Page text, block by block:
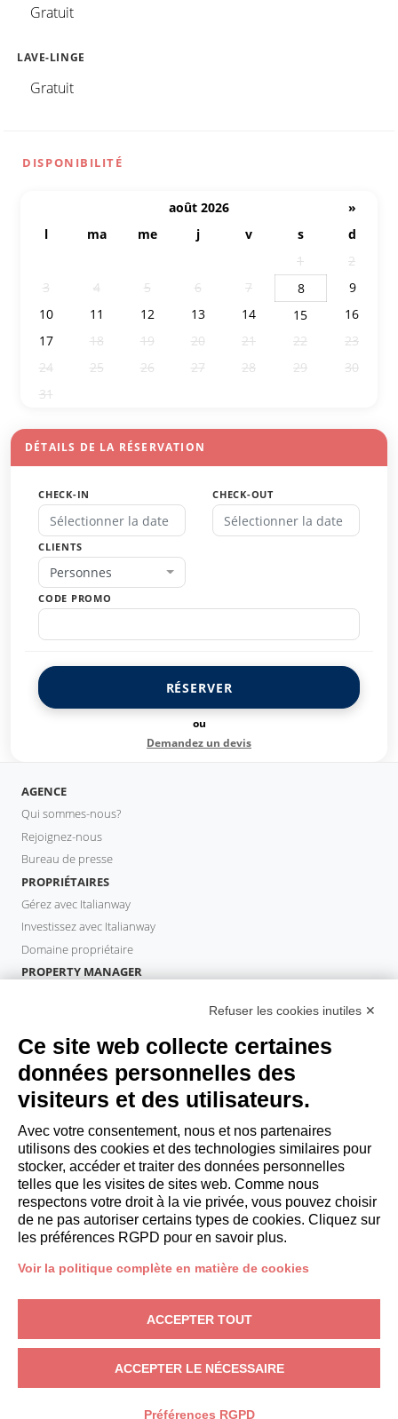
Gratuit
LAVE-LINGE
Gratuit
DISPONIBILITÉ
août 2026
»
l
ma me j v s
d
1
2
3
4 5 6 7 8
9
10
11 12 13 14 15
16
17
18 19 20 21 22
23
24
25 26 27 28 29
30
31
DÉTAILS DE LA RÉSERVATION
CHECK-IN CHECK-OUT
CLIENTS
Personnes
CODE PROMO
RÉSERVER
ou
Demandez un devis
AGENCE
Qui sommes-nous?
Rejoignez-nous
Bureau de presse
PROPRIÉTAIRES
Gérez avec Italianway
Investissez avec Italianway
Domaine propriétaire
PROPERTY MANAGER
INVITÉS
Réservez un séjour
Séjour longue durée
Expériences pour les clients
Reductions pour les clients
Conventions pour les entreprises
booking@italianway.house
+390286882952
N° TVA: 08839180968 - PMI Innovativa
Protection de la vie privée-Conditions-Cookies-Whistleblowing
Refuser les cookies inutiles ✕
Ce site web collecte certaines
données personnelles des
visiteurs et des utilisateurs.
Avec votre consentement, nous et nos partenaires
utilisons des cookies et des technologies similaires pour
stocker, accéder et traiter des données personnelles
telles que les visites de sites web. Comme nous
respectons votre droit à la vie privée, vous pouvez choisir
de ne pas autoriser certains types de cookies. Cliquez sur
les préférences RGPD pour en savoir plus.
Voir la politique complète en matière de cookies
ACCEPTER TOUT
ACCEPTER LE NÉCESSAIRE
Préférences RGPD